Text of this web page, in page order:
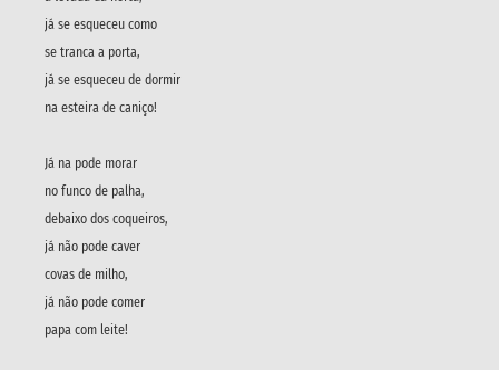
já se esqueceu como
se tranca a porta,
já se esqueceu de dormir
na esteira de caniço!
Já na pode morar
no funco de palha,
debaixo dos coqueiros,
já não pode caver
covas de milho,
já não pode comer
papa com leite!